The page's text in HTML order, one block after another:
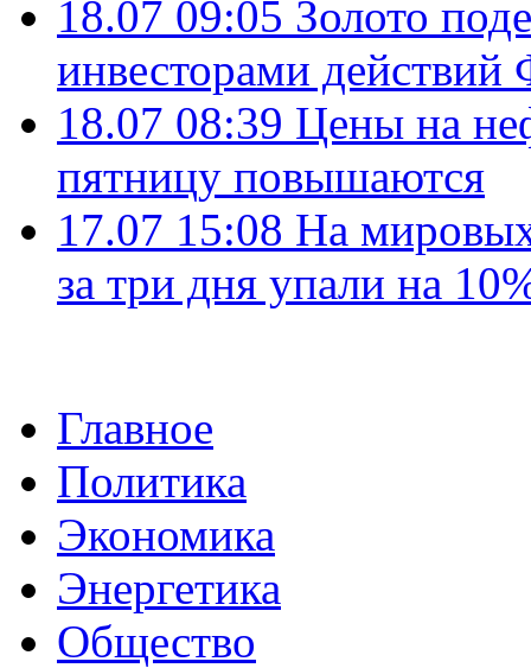
18.07 09:05 Золото
инвесторами
18.07 08:39 Цены на
пятницу повышаются
17.07 15:08 На
за три дня упали на
Главное
Политика
Экономика
Энергетика
Общество